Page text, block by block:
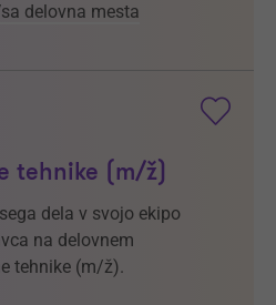
delovna mesta
tehnike (m/ž)
dela v svojo ekipo
na delovnem
tehnike (m/ž).